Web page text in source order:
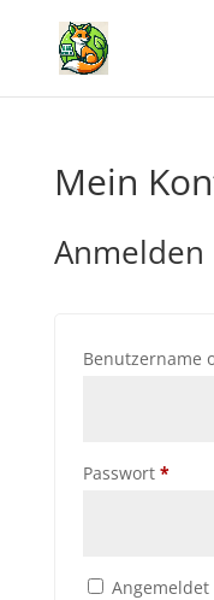
Mein
Anmelden
Benutzername
Passwort *